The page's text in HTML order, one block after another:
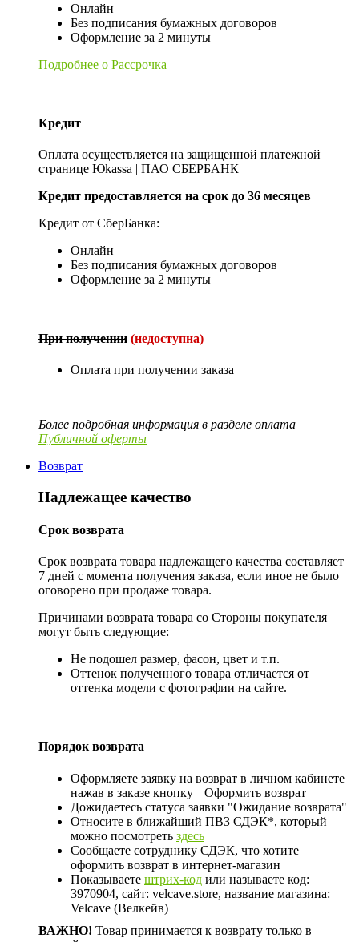
Онлайн
Без подписания бумажных договоров
Оформление за 2 минуты
Подробнее о Рассрочка
Кредит
Оплата осуществляется на защищенной платежной
странице Юkassa | ПАО СБЕРБАНК
Кредит предоставляется на срок до 36 месяцев
Кредит от СберБанка:
Онлайн
Без подписания бумажных договоров
Оформление за 2 минуты
При получении (недоступна)
Оплата при получении заказа
Более подробная информация в разделе оплата
Публичной оферты
Возврат
Надлежащее качество
Срок возврата
Срок возврата товара надлежащего качества составляет
7 дней с момента получения заказа, если иное не было
оговорено при продаже товара.
Причинами возврата товара со Стороны покупателя
могут быть следующие:
Не подошел размер, фасон, цвет и т.п.
Оттенок полученного товара отличается от
оттенка модели с фотографии на сайте.
Порядок возврата
Оформляете заявку на возврат в личном кабинете
нажав в заказе кнопку
Оформить возврат
Дожидаетесь статуса заявки "Ожидание возврата"
Относите в ближайший ПВЗ СДЭК*, который
можно посмотреть здесь
Сообщаете сотруднику СДЭК, что хотите
оформить возврат в интернет-магазин
Показываете штрих-код или называете код:
3970904, сайт: velcave.store, название магазина:
Velcave (Велкейв)
ВАЖНО! Товар принимается к возврату только в